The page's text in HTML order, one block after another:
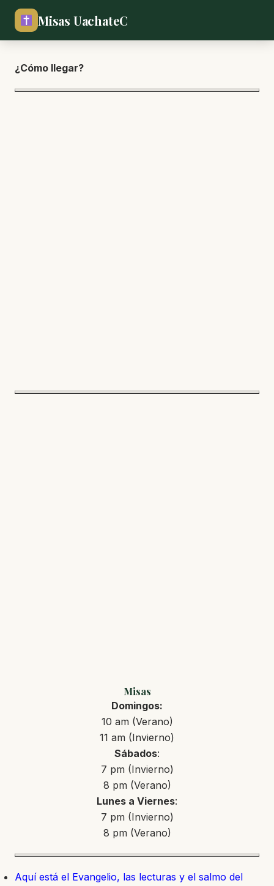
Misas UachateC
¿Cómo llegar?
Misas
Domingos:
10 am (Verano)
11 am (Invierno)
Sábados:
7 pm (Invierno)
8 pm (Verano)
Lunes a Viernes:
7 pm (Invierno)
8 pm (Verano)
Aquí está el Evangelio, las lecturas y el salmo del